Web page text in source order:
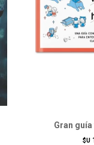
Gran
$U